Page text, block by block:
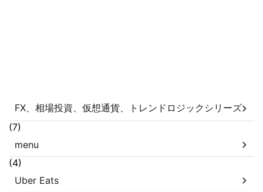
FX、相場投資、仮想通貨、トレンドロジックシリーズ
(7)
menu
(4)
Uber Eats